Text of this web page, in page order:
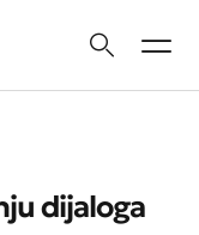
dijaloga